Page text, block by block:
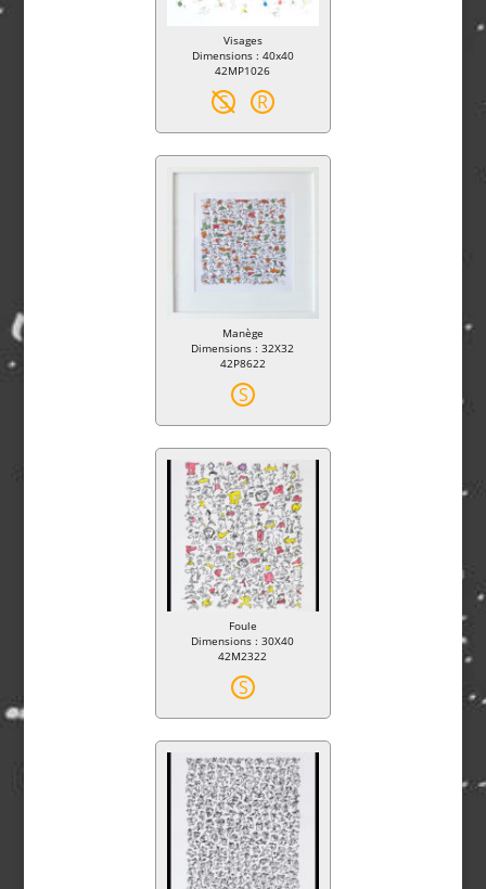
Visages
Dimensions : 40x40
42MP1026
S R
Manège
Dimensions : 32X32
42P8622
S
Foule
Dimensions : 30X40
42M2322
S